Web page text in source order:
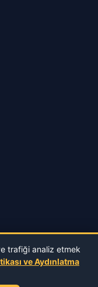
trafiği analiz etmek
ve Aydınlatma